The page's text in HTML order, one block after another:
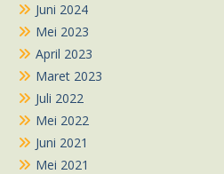
Juni 2024
Mei 2023
April 2023
Maret 2023
Juli 2022
Mei 2022
Juni 2021
Mei 2021